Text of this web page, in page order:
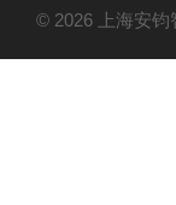
© 2026 上海安